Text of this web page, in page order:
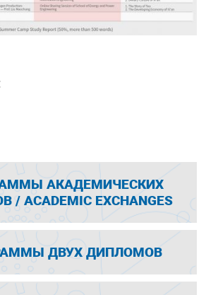
АКАДЕМИЧЕСКИХ
/ ACADEMIC EXCHANGES
ДВУХ ДИПЛОМОВ